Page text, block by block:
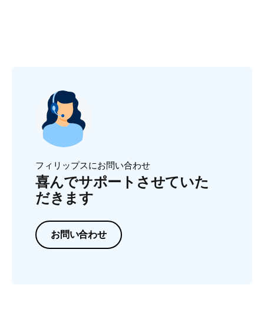
フィリップスにお問い合わせ
喜んでサポートさせていた
だきます
お問い合わせ